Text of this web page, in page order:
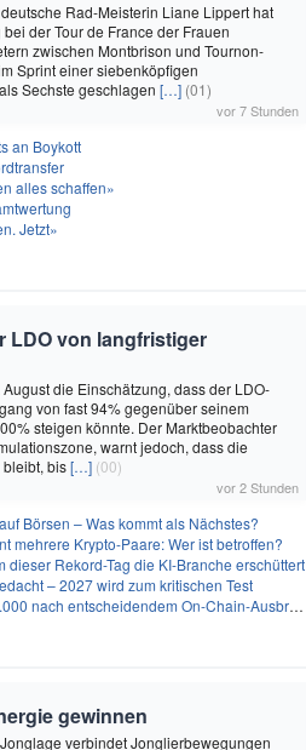
Rad-Meisterin Liane Lippert hat
der Tour de France der Frauen
zwischen Montbrison und Tournon-
Sprint einer siebenköpfigen
Sechste geschlagen […] (01)
vor 7 Stunden
an Boykott
alles schaffen»
Jetzt»
LDO von langfristiger
die Einschätzung, dass der LDO-
von fast 94% gegenüber seinem
steigen könnte. Der Marktbeobachter
warnt jedoch, dass die
bleibt, bis[…] (00)
vor 2 Stunden
Börsen – Was kommt als Nächstes?
mehrere Krypto-Paare: Wer ist betroffen?
Rekord-Tag die KI-Branche erschüttert
– 2027 wird zum kritischen Test
nach entscheidendem On-Chain-Ausbruch
gewinnen
verbindet Jonglierbewegungen